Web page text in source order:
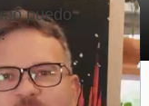
puedo